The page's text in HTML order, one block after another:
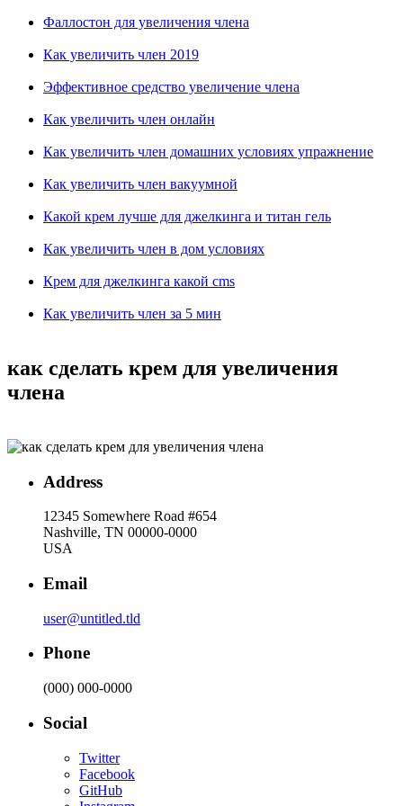
Фаллостон для увеличения члена
Как увеличить член 2019
Эффективное средство увеличение члена
Как увеличить член онлайн
Как увеличить член домашних условиях упражнение
Как увеличить член вакуумной
Какой крем лучше для джелкинга и титан гель
Как увеличить член в дом условиях
Крем для джелкинга какой cms
Как увеличить член за 5 мин
как сделать крем для увеличения
члена
Address
12345 Somewhere Road #654
Nashville, TN 00000-0000
USA
Email
user@untitled.tld
Phone
(000) 000-0000
Social
Twitter
Facebook
GitHub